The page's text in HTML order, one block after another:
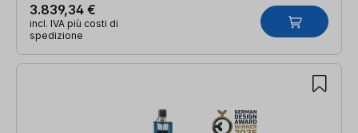
3.839,34 €
incl. IVA più costi di
spedizione